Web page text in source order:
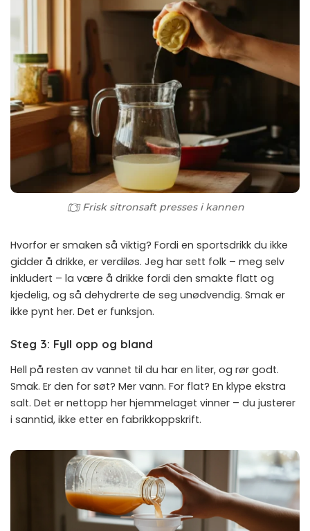
Frisk sitronsaft presses i kannen
Hvorfor er smaken så viktig? Fordi en sportsdrikk du ikke
gidder å drikke, er verdiløs. Jeg har sett folk – meg selv
inkludert – la være å drikke fordi den smakte flatt og
kjedelig, og så dehydrerte de seg unødvendig. Smak er
ikke pynt her. Det er funksjon.
Steg 3: Fyll opp og bland
Hell på resten av vannet til du har en liter, og rør godt.
Smak. Er den for søt? Mer vann. For flat? En klype ekstra
salt. Det er nettopp her hjemmelaget vinner – du justerer
i sanntid, ikke etter en fabrikkoppskrift.